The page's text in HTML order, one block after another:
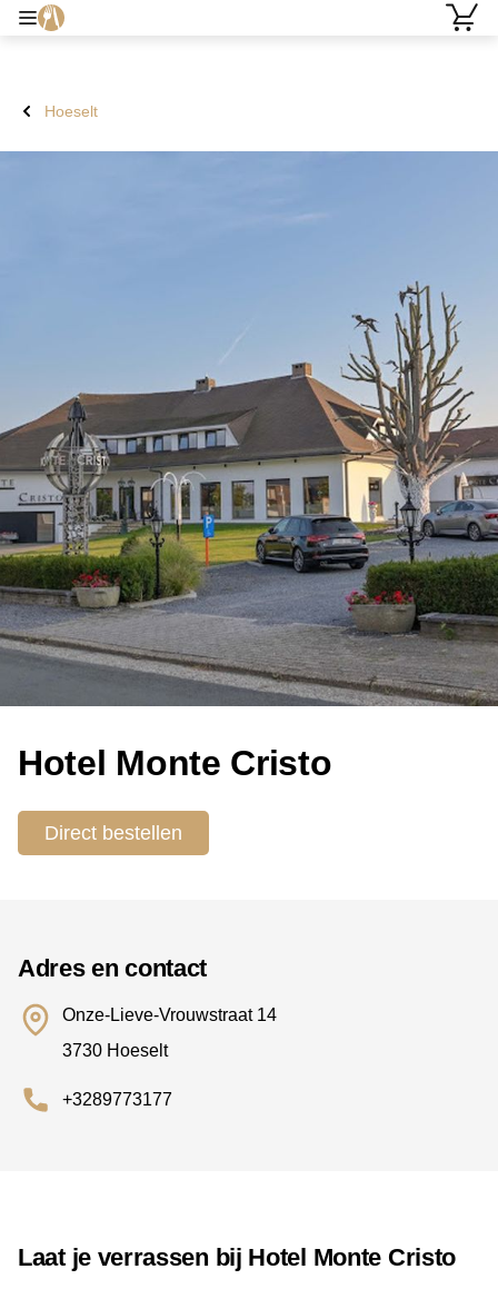
Hoeselt
Hotel Monte Cristo
Direct bestellen
Adres en contact
Onze-Lieve-Vrouwstraat 14
3730 Hoeselt
+3289773177
Laat je verrassen bij Hotel Monte Cristo